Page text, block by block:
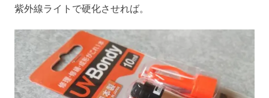
紫外線ライトで硬化させれば。